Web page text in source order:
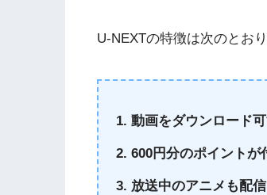
U-NEXTの特徴は次のとおり
動画をダウンロード
600円分のポイントが
放送中のアニメも配